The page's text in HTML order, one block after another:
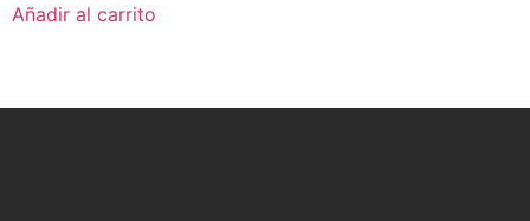
Añadir al carrito